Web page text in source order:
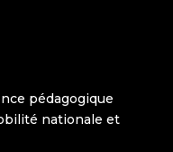
pédagogique
nationale et